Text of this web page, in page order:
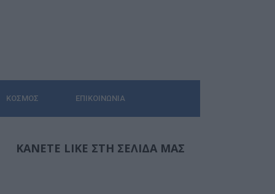
ΚΌΣΜΟΣ ΕΠΙΚΟΙΝΩΝΊΑ
ΚΆΝΕΤΕ LIKE ΣΤΗ ΣΕΛΊΔΑ ΜΑΣ